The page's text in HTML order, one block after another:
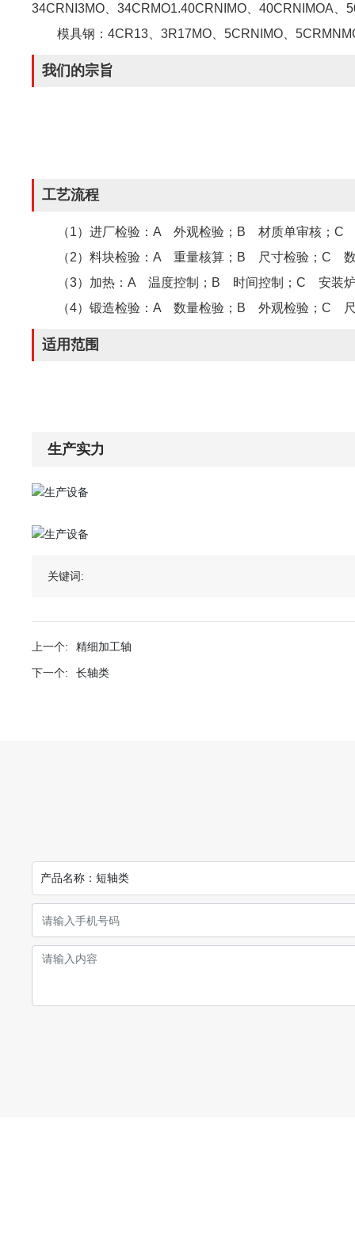
34CRNI3MO、34CRMO1.40CRNIMO、40CRNIMOA、
模具钢：4CR13、3R17MO、5CRNIMO、
我们的宗旨
工艺流程
（1）进厂检验：A 外观检验；B 材质单审核；
（2）料块检验：A 重量核算；B 尺寸检验；C
（3）加热：A 温度控制；B 时间控制；C 安装
（4）锻造检验：A 数量检验；B 外观检验；C
适用范围
生产实力
关键词:
上一个: 精细加工轴
下一个: 长轴类
产品名称：短轴类